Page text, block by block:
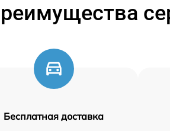
Бесплатная доставка